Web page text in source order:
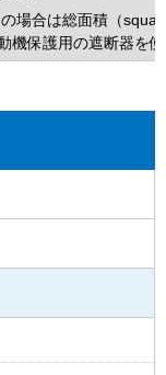
の場合は総面積（
機保護用の遮断器を